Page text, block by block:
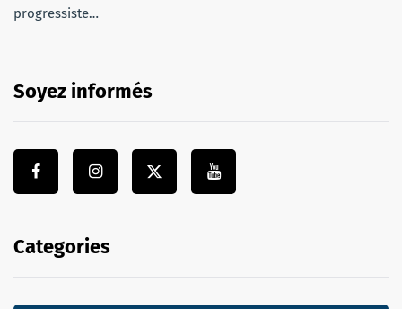
progressiste…
Soyez informés
Categories